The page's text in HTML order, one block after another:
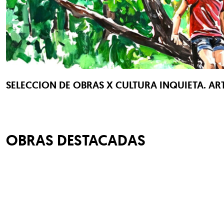
SELECCION DE OBRAS X CULTURA INQUIETA.
OBRAS DESTACADAS